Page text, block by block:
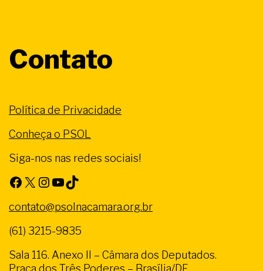
Contato
Política de Privacidade
Conheça o PSOL
Siga-nos nas redes sociais!
Facebook X Instagram Youtube TikTok
contato@psolnacamara.org.br
(61) 3215-9835
Sala 116. Anexo II – Câmara dos Deputados.
Praça dos Três Poderes – Brasília/DF.